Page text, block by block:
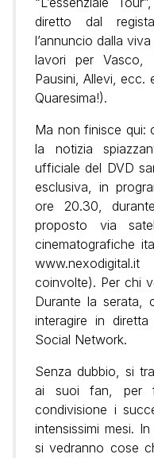
diretto dal
l’annuncio dalla
lavori per Vasco,
Pausini, Allevi, ecc.
Quaresima!).
Ma non finisce qui:
la notizia
ufficiale del DVD
esclusiva, in
ore 20.30,
proposto via
cinematografiche
coinvolte). Per chi
Durante la serata,
interagire in
Social Network.
Senza dubbio, si
ai suoi fan, per
condivisione i
intensissimi mesi.
si vedranno cose